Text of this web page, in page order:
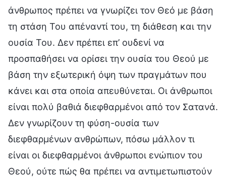
άνθρωπος πρέπει να γνωρίζει τον Θεό με βάση
τη στάση Του απέναντί του, τη διάθεση και την
ουσία Του. Δεν πρέπει επ’ ουδενί να
προσπαθήσει να ορίσει την ουσία του Θεού με
βάση την εξωτερική όψη των πραγμάτων που
κάνει και στα οποία απευθύνεται. Οι άνθρωποι
είναι πολύ βαθιά διεφθαρμένοι από τον Σατανά.
Δεν γνωρίζουν τη φύση-ουσία των
διεφθαρμένων ανθρώπων, πόσω μάλλον τι
είναι οι διεφθαρμένοι άνθρωποι ενώπιον του
Θεού, ούτε πώς θα πρέπει να αντιμετωπιστούν